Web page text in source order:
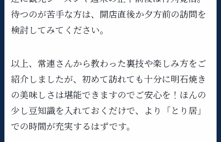
待つのが苦手な方は、開店直後か夕方前の訪問を
検討してみてください。
以上、常連さんから教わった裏技や楽しみ方をご
紹介しましたが、初めて訪れても十分に明石焼き
の美味しさは堪能できますのでご安心を！ほんの
少し豆知識を入れておくだけで、より「とり居」
での時間が充実するはずです。